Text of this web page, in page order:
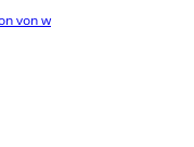
von w